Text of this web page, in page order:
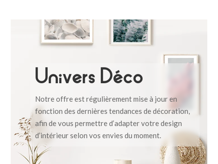
Univers Déco
Notre offre est régulièrement mise à jour en
fonction des dernières tendances de décoration,
afin de vous permettre d’adapter votre design
d’intérieur selon vos envies du moment.